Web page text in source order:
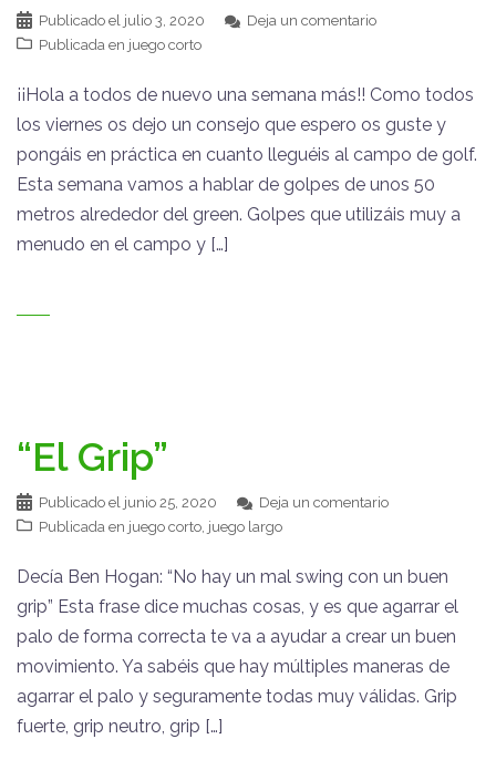
Publicado el julio 3, 2020
Deja un comentario
Publicada en juego corto
¡¡Hola a todos de nuevo una semana más!! Como todos
los viernes os dejo un consejo que espero os guste y
pongáis en práctica en cuanto lleguéis al campo de golf.
Esta semana vamos a hablar de golpes de unos 50
metros alrededor del green. Golpes que utilizáis muy a
menudo en el campo y […]
“El Grip”
Publicado el junio 25, 2020
Deja un comentario
Publicada en juego corto, juego largo
Decía Ben Hogan: “No hay un mal swing con un buen
grip” Esta frase dice muchas cosas, y es que agarrar el
palo de forma correcta te va a ayudar a crear un buen
movimiento. Ya sabéis que hay múltiples maneras de
agarrar el palo y seguramente todas muy válidas. Grip
fuerte, grip neutro, grip […]